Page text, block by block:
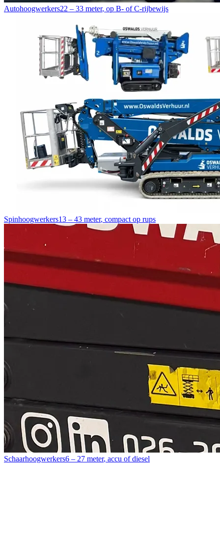
Autohoogwerkers22 – 33 meter, op B- of C-rijbewijs
Spinhoogwerkers13 – 43 meter, compact op rups
Schaarhoogwerkers6 – 27 meter, accu of diesel